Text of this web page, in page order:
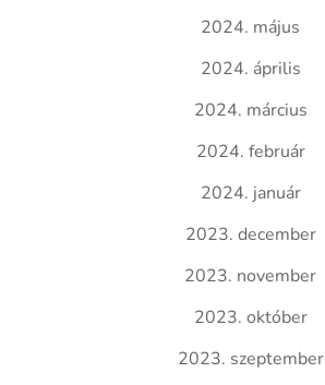
2024. május
2024. április
2024. március
2024. február
2024. január
2023. december
2023. november
2023. október
2023. szeptember